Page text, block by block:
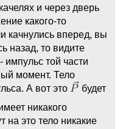
и через дверь
какого-то
качнулись вперед, вы
назад, то видите
- импульс той части
момент. Тело
А вот это
будет
никакого
на это тело никакие